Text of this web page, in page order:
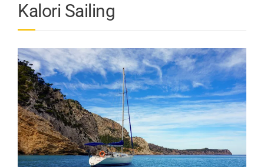
Kalori Sailing